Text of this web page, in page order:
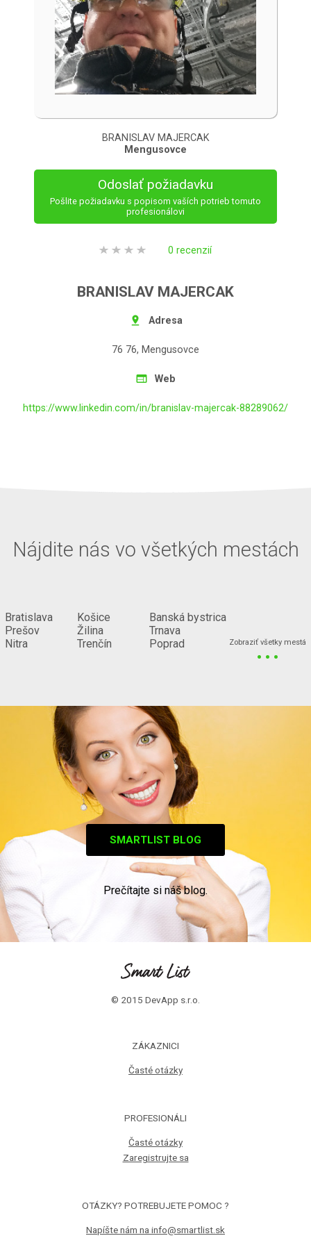
BRANISLAV MAJERCAK
Mengusovce
Odoslať požiadavku
Pošlite požiadavku s popisom vaších potrieb tomuto
profesionálovi
0 recenzií
BRANISLAV MAJERCAK
pin_drop Adresa
76 76, Mengusovce
web Web
https://www.linkedin.com/in/branislav-majercak-88289062/
Nájdite nás vo všetkých mestách
Bratislava
Prešov
Nitra
Košice
Žilina
Trenčín
Banská bystrica
Trnava
Poprad
Zobraziť všetky mestá
...
SMARTLIST BLOG
Prečítajte si náš blog.
© 2015 DevApp s.r.o.
ZÁKAZNICI
Časté otázky
PROFESIONÁLI
Časté otázky
Zaregistrujte sa
OTÁZKY? POTREBUJETE POMOC ?
Napíšte nám na info@smartlist.sk